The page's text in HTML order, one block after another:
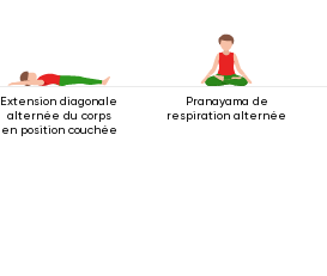
Extension diagonale
alternée du corps
en position couchée
Pranayama de
respiration alternée